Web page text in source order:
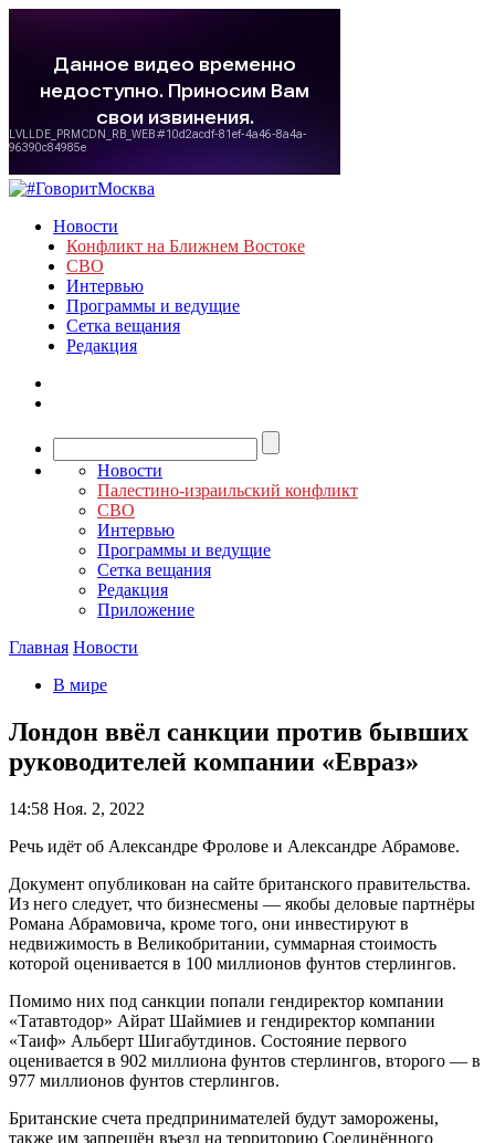
Новости
Конфликт на Ближнем Востоке
СВО
Интервью
Программы и ведущие
Сетка вещания
Редакция
Новости
Палестино-израильский конфликт
СВО
Интервью
Программы и ведущие
Сетка вещания
Редакция
Приложение
Главная Новости
В мире
Лондон ввёл санкции против бывших
руководителей компании «Евраз»
14:58 Ноя. 2, 2022
Речь идёт об Александре Фролове и Александре Абрамове.
Документ опубликован на сайте британского правительства.
Из него следует, что бизнесмены — якобы деловые партнёры
Романа Абрамовича, кроме того, они инвестируют в
недвижимость в Великобритании, суммарная стоимость
которой оценивается в 100 миллионов фунтов стерлингов.
Помимо них под санкции попали гендиректор компании
«Татавтодор» Айрат Шаймиев и гендиректор компании
«Таиф» Альберт Шигабутдинов. Состояние первого
оценивается в 902 миллиона фунтов стерлингов, второго — в
977 миллионов фунтов стерлингов.
Британские счета предпринимателей будут заморожены,
также им запрещён въезд на территорию Соединённого